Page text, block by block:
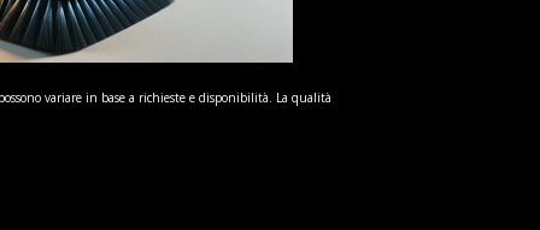
variare in base a richieste e disponibilità. La qualità